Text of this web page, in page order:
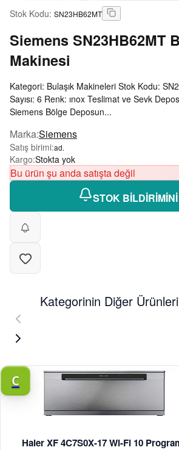
Stok Kodu: SN23HB62MT
Siemens SN23HB62MT
Makinesi
Kategori: Bulaşık Makineleri Stok Kodu:
Sayısı: 6 Renk: ınox Teslimat ve Sevk
Siemens Bölge Deposun...
Marka:Siemens
Satış birimi:ad.
Kargo:Stokta yok
Bu ürün şu anda satışta değil
STOK
Kategorinin Diğer Ürünleri
C
Haier XF 4C7S0X-17 Wi-Fi 10